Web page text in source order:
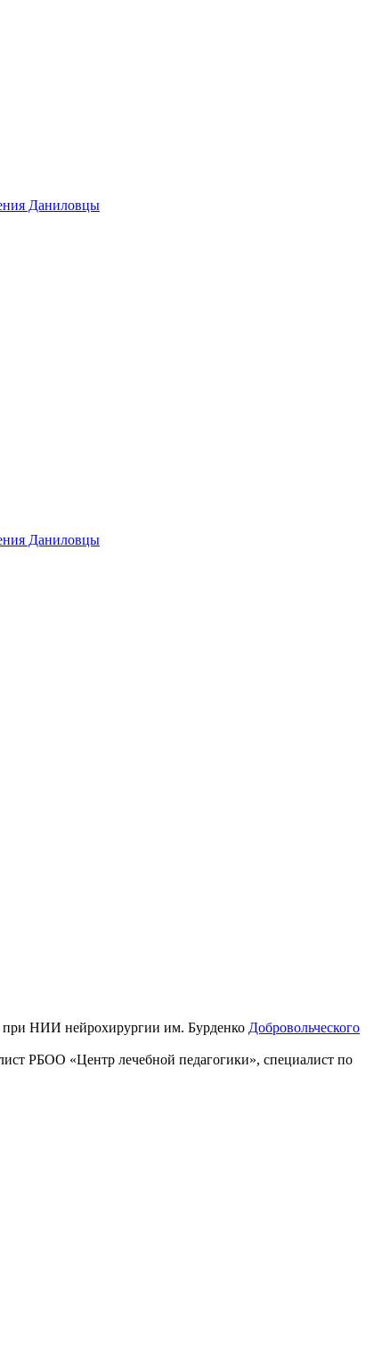
Даниловцы
Даниловцы
при НИИ нейрохирургии им. Бурденко Добровольческого
РБОО «Центр лечебной педагогики», специалист по